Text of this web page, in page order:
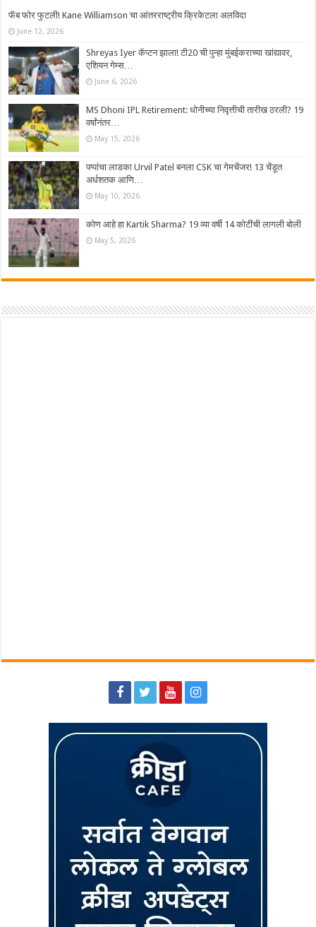
फॅब फोर फुटली! Kane Williamson चा आंतरराष्ट्रीय क्रिकेटला अलविदा
June 12, 2026
Shreyas Iyer कॅप्टन झाला! टी20 ची पुन्हा मुंबईकराच्या खांद्यावर,
एशियन गेम्स…
June 6, 2026
MS Dhoni IPL Retirement: धोनीच्या निवृत्तीची तारीख ठरली? 19
वर्षांनंतर…
May 15, 2026
पप्पांचा लाडका Urvil Patel बनला CSK चा गेमचेंजर! 13 चेंडूत
अर्धशतक आणि…
May 10, 2026
कोण आहे हा Kartik Sharma? 19 व्या वर्षी 14 कोटींची लागली बोली
May 5, 2026